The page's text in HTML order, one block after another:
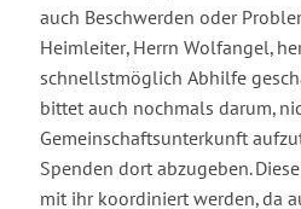
auch Beschwerden oder
Heimleiter, Herrn Wolfangel,
schnellstmöglich Abhilfe
bittet auch nochmals darum,
Gemeinschaftsunterkunft
Spenden dort abzugeben.
mit ihr koordiniert werden, da